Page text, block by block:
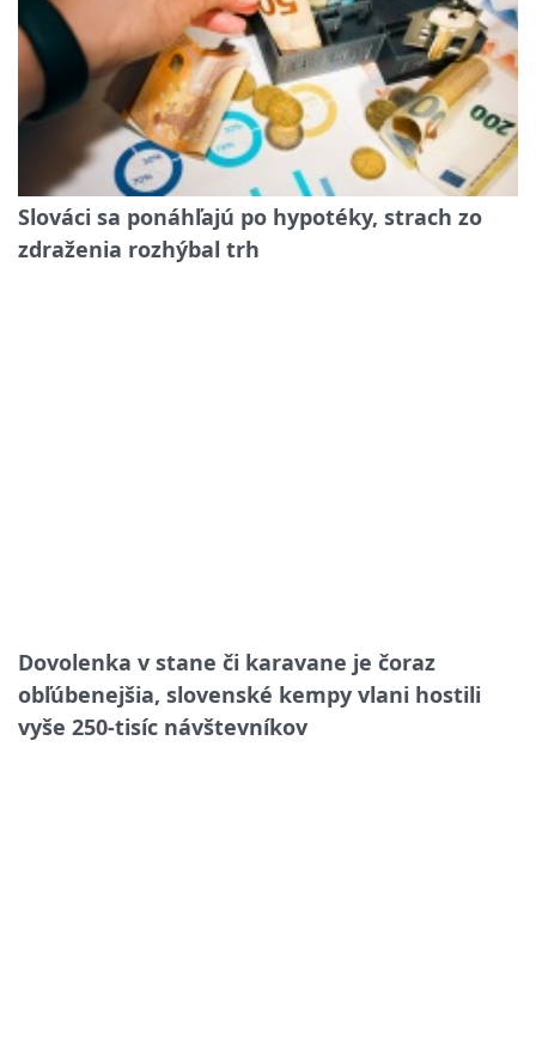
Slováci sa ponáhľajú po hypotéky, strach zo
zdraženia rozhýbal trh
Dovolenka v stane či karavane je čoraz
obľúbenejšia, slovenské kempy vlani hostili
vyše 250-tisíc návštevníkov